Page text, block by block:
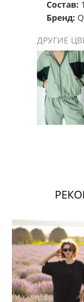
Состав:
Бренд:
ДРУГИЕ